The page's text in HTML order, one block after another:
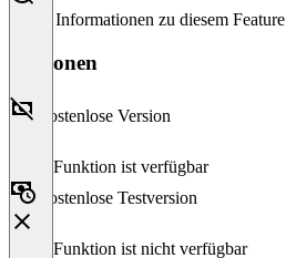
Keine Informationen zu diesem Feature
Versionen
Kostenlose Version
Diese Funktion ist verfügbar
Kostenlose Testversion
Diese Funktion ist nicht verfügbar